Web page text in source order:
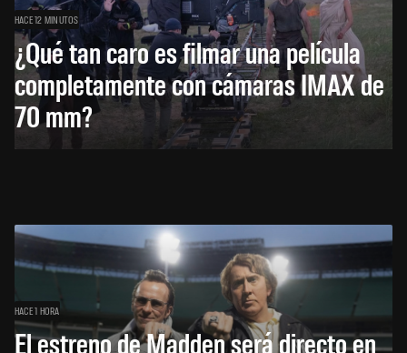
HACE 12 MINUTOS
¿Qué tan caro es filmar una película
completamente con cámaras IMAX de
70 mm?
HACE 1 HORA
El estreno de Madden será directo en